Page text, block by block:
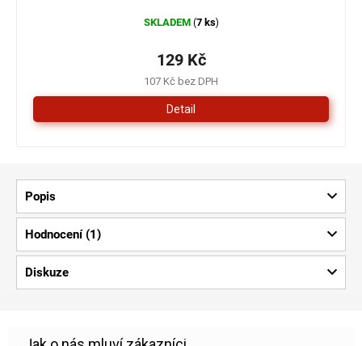
SKLADEM (7 ks)
107 Kč bez DPH
129 Kč
Detail
Popis
Hodnocení (1)
Diskuze